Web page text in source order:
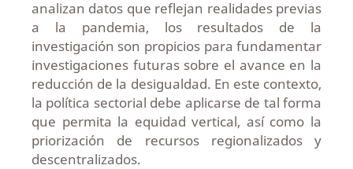
analizan datos que reflejan realidades previas
a la pandemia, los resultados de la
investigación son propicios para fundamentar
investigaciones futuras sobre el avance en la
reducción de la desigualdad. En este contexto,
la política sectorial debe aplicarse de tal forma
que permita la equidad vertical, así como la
priorización de recursos regionalizados y
descentralizados.